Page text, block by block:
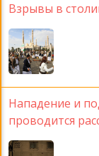
Взрывы в
Нападение и
проводится